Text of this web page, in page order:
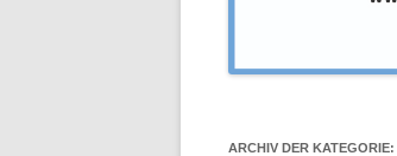
ARCHIV DER KATEGORIE: